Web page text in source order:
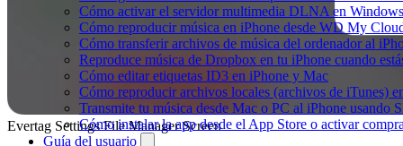
Cómo activar el servidor multimedia DLNA en
Cómo reproducir música en iPhone desde WD My
Cómo transferir archivos de música del ordenador al
Reproduce música de Dropbox en tu iPhone cuando
Cómo editar etiquetas ID3 en iPhone y Mac
Cómo reproducir archivos locales (archivos de iTunes)
Transmite tu música desde Mac o PC al iPhone usando
Cómo instalar la app desde el App Store o activar
Guía del usuario
Evertag Settings File Manager Screen